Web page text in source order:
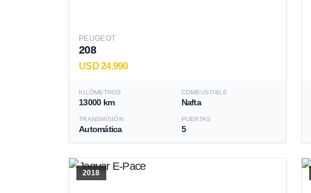
PEUGEOT
208
USD 24.990
KILÓMETROS
13000 km
COMBUSTIBLE
Nafta
TRANSMISIÓN
Automática
PUERTAS
5
2018